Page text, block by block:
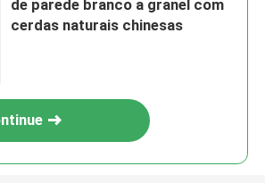
de parede branco a granel com
cerdas naturais chinesas